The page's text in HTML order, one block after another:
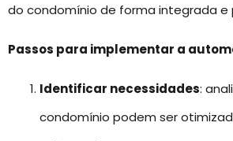
do condomínio de forma integrada e
Passos para implementar a
Identificar necessidades:
condomínio podem ser